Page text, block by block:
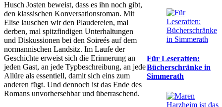
Husch Josten beweist, dass es ihn noch gibt,
den klassischen Konversationsroman. Mit
Elise lauschen wir den Plaudereien, mal
derben, mal spitzfindigen Unterhaltungen
und Diskussionen bei den Soireés auf dem
normannischen Landsitz. Im Laufe der
Geschichte erweist sich die Erinnerung an
jeden Gast, an jede Typbeschreibung, an jede
Allüre als essentiell, damit sich eins zum
anderen fügt. Und dennoch ist das Ende des
Romans unvorhersehbar und überraschend.
Für Leseratten:
Bücherschränke in
Simmerath